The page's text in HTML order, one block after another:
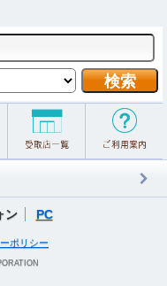
ン PC
ポリシー